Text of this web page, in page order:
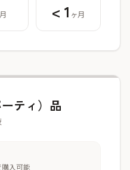
< 1 ヶ月
ティ）品
入可能